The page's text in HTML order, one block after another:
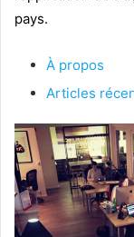
pays.
À propos
Articles